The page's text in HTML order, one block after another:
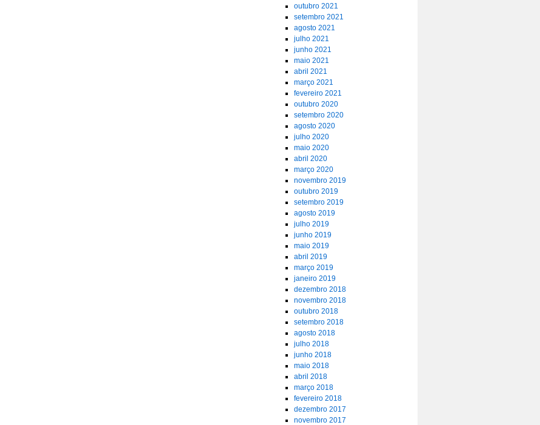
outubro 2021
setembro 2021
agosto 2021
julho 2021
junho 2021
maio 2021
abril 2021
março 2021
fevereiro 2021
outubro 2020
setembro 2020
agosto 2020
julho 2020
maio 2020
abril 2020
março 2020
novembro 2019
outubro 2019
setembro 2019
agosto 2019
julho 2019
junho 2019
maio 2019
abril 2019
março 2019
janeiro 2019
dezembro 2018
novembro 2018
outubro 2018
setembro 2018
agosto 2018
julho 2018
junho 2018
maio 2018
abril 2018
março 2018
fevereiro 2018
dezembro 2017
novembro 2017